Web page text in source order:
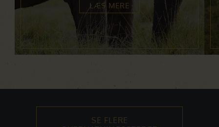
LÆS MERE
SE FLERE